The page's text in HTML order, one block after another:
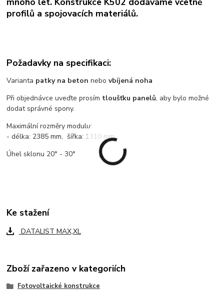
profilů a spojovacích materiálů.
Požadavky na specifikaci:
Varianta patky na beton nebovbíjená noha
Při objednávce uveďte prosím tloušťku panelů, aby bylo možné
dodat správné spony.
Maximální rozměry modulu:
- délka: 2385 mm, šířka: 1310 mm
Úhel sklonu 20° - 30°
Ke stažení
DATALIST MAX,XL
Zboží zařazeno v kategoriích
Fotovoltaické konstrukce